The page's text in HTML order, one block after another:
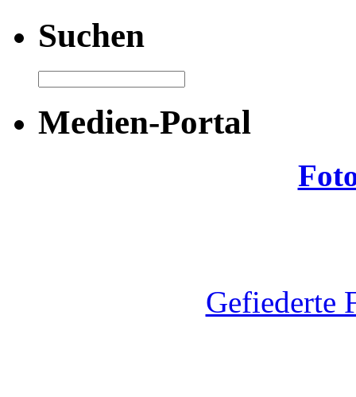
Suchen
Medien-Portal
Gefiederte